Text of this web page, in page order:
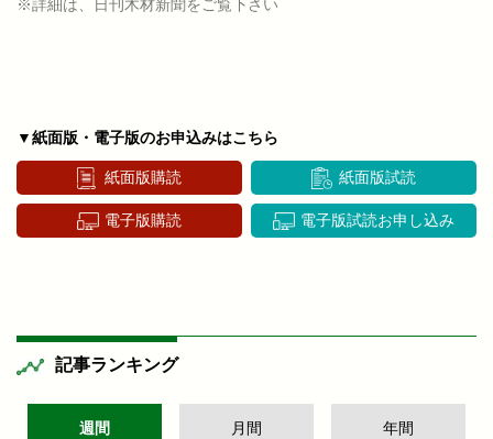
※詳細は、日刊木材新聞をご覧下さい
▼紙面版・電子版のお申込みはこちら
紙面版購読 紙面版試読
電子版購読 電子版試読お申し込み
記事ランキング
週間 月間 年間